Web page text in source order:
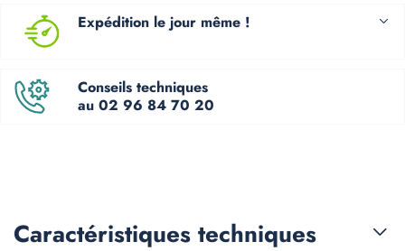
Expédition le jour même !
Conseils techniques
au 02 96 84 70 20
Caractéristiques techniques